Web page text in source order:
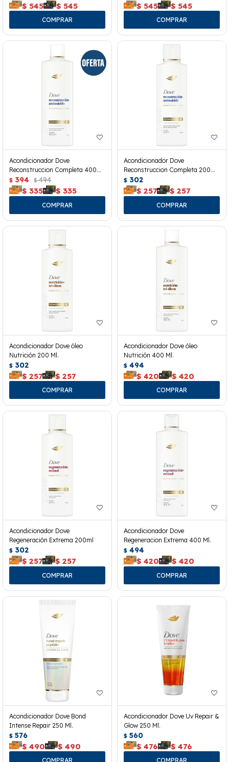
$ 545 $ 545 $ 545 $ 545
Acondicionador Dove
Reconstruccion Completa 400
Ml.
$ 394 $ 494
$ 335 $ 335
Acondicionador Dove
Reconstruccion Completa 200
Ml.
$ 302
$ 257 $ 257
Acondicionador Dove óleo
Nutrición 200 Ml.
$ 302
$ 257 $ 257
Acondicionador Dove óleo
Nutrición 400 Ml.
$ 494
$ 420 $ 420
Acondicionador Dove
Regeneración Extrema 200ml
$ 302
$ 257 $ 257
Acondicionador Dove
Regeneracion Extrema 400 Ml.
$ 494
$ 420 $ 420
Acondicionador Dove Bond
Intense Repair 250 Ml.
$ 576
$ 490 $ 490
Acondicionador Dove Uv Repair &
Glow 250 Ml.
$ 560
$ 476 $ 476